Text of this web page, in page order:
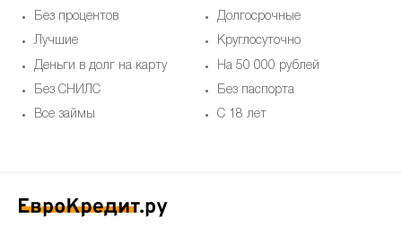
Без процентов
Лучшие
Деньги в долг на карту
Без СНИЛС
Все займы
Долгосрочные
Круглосуточно
На 50 000 рублей
Без паспорта
С 18 лет